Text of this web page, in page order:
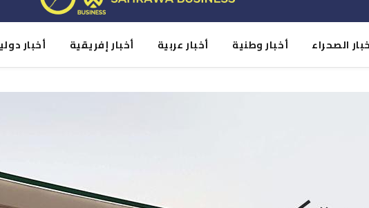
الصحراء أخبار وطنية أخبار عربية أخبار إفريقية أخبار